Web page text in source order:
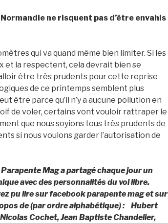
ne risquent pas d’être envahis
qui va quand même bien limiter. Si les
et la respectent, cela devrait bien se
être très prudents pour cette reprise
de ce printemps semblent plus
être parce qu’il n’y a aucune pollution en
de voler, certains vont vouloir rattraper le
que nous soyions tous très prudents de
si nous voulons garder l’autorisation de
Mag a partagé chaque jour un
avec des personnalités du vol libre.
pu lire sur facebook parapente mag et sur
de (par ordre alphabétique) : Hubert
Cochet, Jean Baptiste Chandelier,